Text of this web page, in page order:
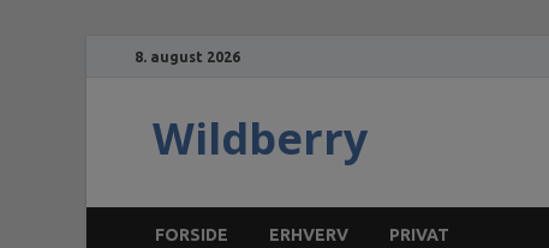
8. august 2026
Wildberry
FORSIDE ERHVERV PRIVAT